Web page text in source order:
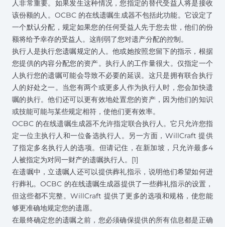
人非常重要。如果发生这种情况，您指定的替代受益人将是接收
该份额的人。OCBC 的在线遗嘱生成器不包括此功能。它设定了
一个默认分配，规定如果您的任何受益人先于您去世，他们的份
额将给予幸存的受益人。这削弱了您对遗产分配的控制。
执行人是执行您遗嘱规定的人。他或她按照您留下的指示，根据
您提供的内容分配您的资产。执行人的工作量很大。仅指定一个
人执行您的遗嘱可能会导致不必要的延误。这只是拥有联合执行
人的好处之一。当您有两个或更多人作为执行人时，您会加快遗
嘱的执行。他们还可以更有效地处置您的资产，因为他们的知识
或技能可能与某些规定相符，使他们更有效率。
OCBC 的在线遗嘱生成器不允许指定联合执行人。它只允许您指
定一位主执行人和一位备选执行人。另一方面，WillCraft 提供
了指定多名执行人的选项。但请记住，在新加坡，只允许最多4
人被指定为对同一财产的遗嘱执行人。[1]
在遗嘱中，立遗嘱人还可以提供葬礼指示，说明他们希望如何进
行葬礼。OCBC 的在线遗嘱生成器提供了一些葬礼指示的设置，
但这些都不完整。WillCraft 提供了更多的选项和规格，使您能
够更准确地规定您的遗愿。
在最终确定您的遗嘱之前，您必须确保提供的所有信息都是正确